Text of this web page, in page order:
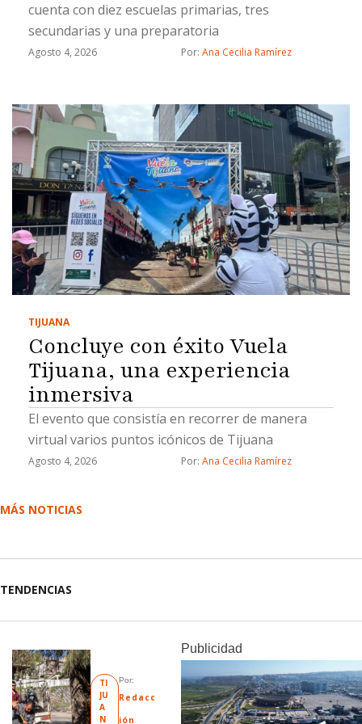
cuenta con diez escuelas primarias, tres
secundarias y una preparatoria
Agosto 4, 2026 Por: Ana Cecilia Ramírez
TIJUANA
Concluye con éxito Vuela
Tijuana, una experiencia
inmersiva
El evento que consistía en recorrer de manera
virtual varios puntos icónicos de Tijuana
Agosto 4, 2026 Por: Ana Cecilia Ramírez
MÁS NOTICIAS
TENDENCIAS
TI
JU
A
N
Por:
Redacc
ión
Publicidad